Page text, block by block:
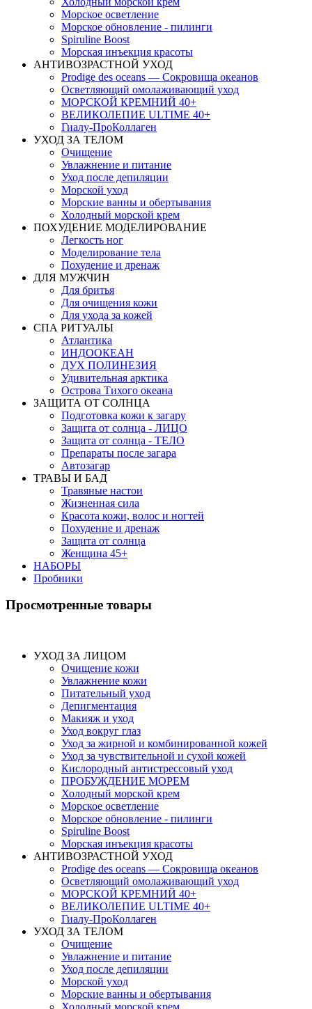
Морское осветление
Морское обновление - пилинги
Spiruline Boost
Морская инъекция красоты
АНТИВОЗРАСТНОЙ УХОД
Prodige des oceans — Сокровища океанов
Осветляющий омолаживающий уход
МОРСКОЙ КРЕМНИЙ 40+
ВЕЛИКОЛЕПИЕ ULTIME 40+
Гиалу-ПроКоллаген
УХОД ЗА ТЕЛОМ
Очищение
Увлажнение и питание
Уход после депиляции
Морской уход
Морские ванны и обертывания
Холодный морской крем
ПОХУДЕНИЕ МОДЕЛИРОВАНИЕ
Легкость ног
Моделирование тела
Похудение и дренаж
ДЛЯ МУЖЧИН
Для бритья
Для очищения кожи
Для ухода за кожей
СПА РИТУАЛЫ
Атлантика
ИНДООКЕАН
ДУХ ПОЛИНЕЗИЯ
Удивительная арктика
Острова Тихого океана
ЗАЩИТА ОТ СОЛНЦА
Подготовка кожи к загару
Защита от солнца - ЛИЦО
Защита от солнца - ТЕЛО
Препараты после загара
Автозагар
ТРАВЫ И БАД
Травяные настои
Жизненная сила
Красота кожи, волос и ногтей
Похудение и дренаж
Защита от солнца
Женщина 45+
НАБОРЫ
Пробники
Просмотренные товары
УХОД ЗА ЛИЦОМ
Очищение кожи
Увлажнение кожи
Питательный уход
Депигментация
Макияж и уход
Уход вокруг глаз
Уход за жирной и комбинированной кожей
Уход за чувствительной и сухой кожей
Кислородный антистрессовый уход
ПРОБУЖДЕНИЕ МОРЕМ
Холодный морской крем
Морское осветление
Морское обновление - пилинги
Spiruline Boost
Морская инъекция красоты
АНТИВОЗРАСТНОЙ УХОД
Prodige des oceans — Сокровища океанов
Осветляющий омолаживающий уход
МОРСКОЙ КРЕМНИЙ 40+
ВЕЛИКОЛЕПИЕ ULTIME 40+
Гиалу-ПроКоллаген
УХОД ЗА ТЕЛОМ
Очищение
Увлажнение и питание
Уход после депиляции
Морской уход
Морские ванны и обертывания
Холодный морской крем